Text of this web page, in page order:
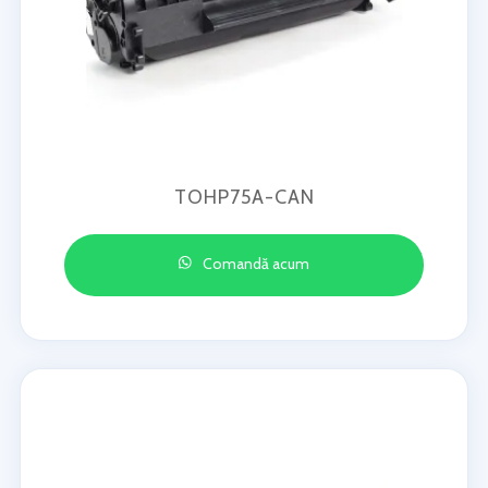
TOHP75A-CAN
Comandă acum